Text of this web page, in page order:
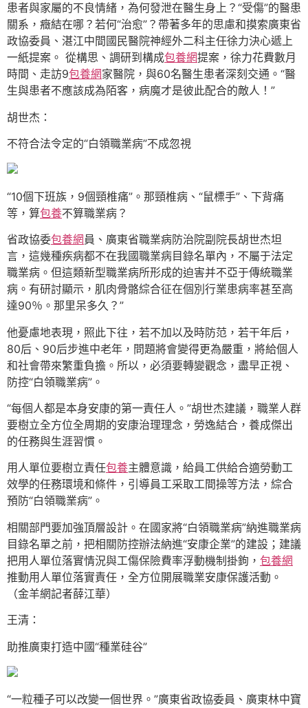
患者與家屬的不良情緒，為何發泄在醫生身上？“受傷”的醫患
關系，癥結在哪？若何“治愈”？帶著多年的思慮和摸索廣東省
政協委員、湛江中間國民醫院神經外二科主任徐力決心遞上
一紙提案。 從構思、調研到構成包養網提案，徐力花費數月
時間、走訪9包養網家醫院，與60名醫生患者深刻交通。“醫
生與患者不應該成為陌客，病魔才是彼此配合的敵人！”
胡世杰：
不符合法令定的“白領職業病”不成忽視
“10個下班族，9個頸椎痛”。那頸椎病、“鼠標手”、下背痛
等，算包養不算職業病？
省政協委包養網 員、廣東省職業病防治院副院長胡世杰坦
言，這幾種疾病都不在我國職業病目錄名單內，不屬于法定
職業病。但這類新型職業病所形成的迫害并不亞于傳統職業
病。有研討顯示，肌肉骨骼綜合征在個別行業患病率甚至高
達90％。那里呆多久？”
他憂慮地表現，照此下往，若不加以及時防范，若干年后，
80后、90后步進中老年，問題將會變得更為嚴重，將給個人
和社會帶來繁重負擔。所以，必須要轉變觀念，盡早正視、
防控“白領職業病”。
“每個人都是本身安康的第一責任人。”胡世杰建議，職業人群
要樹立全方位全周期的安康治理理念，勞逸結合，養成傑出
的任務與生涯習慣。
用人單位要樹立責任包養主體意識，給員工供給合適勞動工
效學的任務環境和條件，引導員工采取工間操等方法，綜合
預防“白領職業病”。
相關部門要加強頂層設計。在國家將“白領職業病”納進職業病
目錄名單之前，把相關防控辦法納進“安康企業”的建設；建議
把用人單位落實情況與工傷保險費率浮動機制掛鉤， 包養網
推動用人單位落實責任，全方位開展職業安康保護活動。
（金羊網記者薛江華）
王清：
助推廣東打造中國“種業硅谷”
“一粒種子可以改變一個世界。”廣東省政協委員、廣東林中寶